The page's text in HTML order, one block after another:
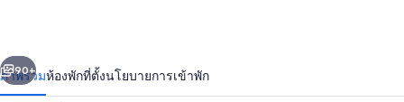
บอรา
า
ถัดไป
90+
ภาพรวมห้องพักที่ตั้งนโยบายการเข้าพัก